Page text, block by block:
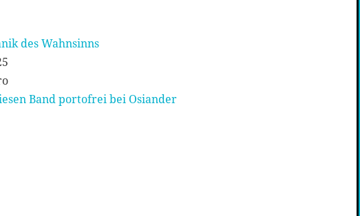
des Wahnsinns
Band portofrei bei Osiander